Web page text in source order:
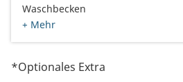
Waschbecken
+ Mehr
*Optionales Extra